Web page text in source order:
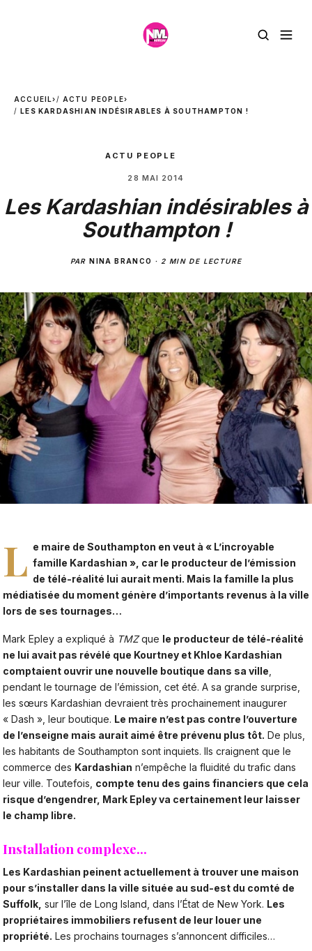
ACCUEIL› ACTU PEOPLE›
LES KARDASHIAN INDÉSIRABLES À SOUTHAMPTON !
ACTU PEOPLE
28 MAI 2014
Les Kardashian indésirables à
Southampton !
PARNINA BRANCO · 2 MIN DE LECTURE
L e maire de Southampton en veut à « L’incroyable
famille Kardashian », car le producteur de l’émission
de télé-réalité lui aurait menti. Mais la famille la plus
médiatisée du moment génère d’importants revenus à la ville
lors de ses tournages…
Mark Epley a expliqué à TMZque le producteur de télé-réalité
ne lui avait pas révélé que Kourtney et Khloe Kardashian
comptaient ouvrir une nouvelle boutique dans sa ville
pendant le tournage de l’émission, cet été. A sa grande surprise,
les sœurs Kardashian devraient très prochainement inaugurer
« Dash », leur boutique. Le maire n’est pas contre l’ouverture
de l’enseigne mais aurait aimé être prévenu plus tôt. De plus,
les habitants de Southampton sont inquiets. Ils craignent que le
commerce des Kardashian n’empêche la fluidité du trafic dans
leur ville. Toutefois, compte tenu des gains financiers que cela
risque d’engendrer, Mark Epley va certainement leur laisser
le champ libre.
Installation complexe…
Les Kardashian peinent actuellement à trouver une maison
pour s’installer dans la ville située au sud-est du comté de
Suffolk, sur l’île de Long Island, dans l’État de New York. Les
propriétaires immobiliers refusent de leur louer une
propriété. Les prochains tournages s’annoncent difficiles…